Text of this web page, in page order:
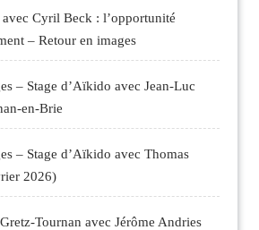
avec Cyril Beck : l’opportunité
– Retour en images
– Stage d’Aïkido avec Jean-Luc
en-Brie
– Stage d’Aïkido avec Thomas
2026)
Tournan avec Jérôme Andries